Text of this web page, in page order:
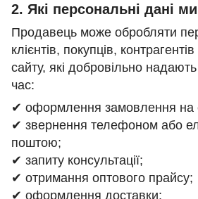
2. Які персональні дані
Продавець може обробляти
клієнтів, покупців,
сайту, які добровільно
час:
✔ оформлення замовлення на
✔ звернення телефоном або
поштою;
✔ запиту консультації;
✔ отримання оптового прайсу;
✔ оформлення доставки;